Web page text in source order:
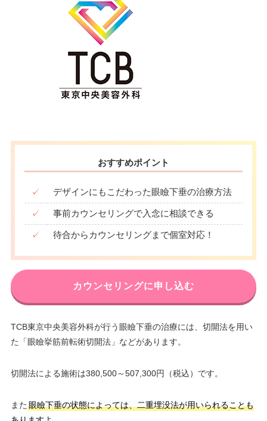
おすすめポイント
✓ デザインにもこだわった眼瞼下垂の治療方法
✓ 事前カウンセリングで入念に相談できる
✓ 待合からカウンセリングまで個室対応！
カウンセリングに申し込む
TCB東京中央美容外科が行う眼瞼下垂の治療には、切開法を用い
た「眼瞼挙筋前転術切開法」などがあります。
切開法による施術は380,500～507,300円（税込）です。
また 眼瞼下垂の状態によっては、二重埋没法が用いられることも